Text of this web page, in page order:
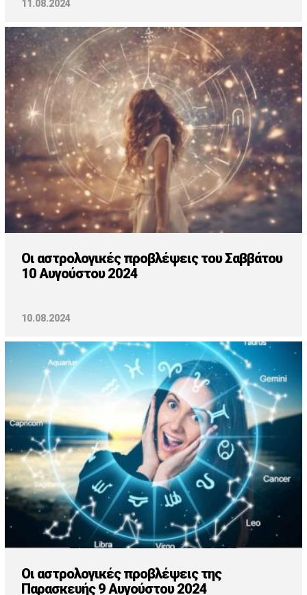
11.08.2024
Οι αστρολογικές προβλέψεις του Σαββάτου
10 Αυγούστου 2024
10.08.2024
Οι αστρολογικές προβλέψεις της
Παρασκευής 9 Αυγούστου 2024